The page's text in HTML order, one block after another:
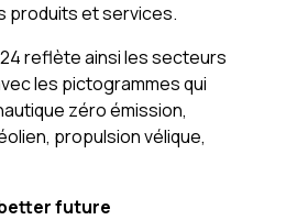
produits et services.
reflète ainsi les secteurs
les pictogrammes qui
zéro émission,
propulsion vélique,
future